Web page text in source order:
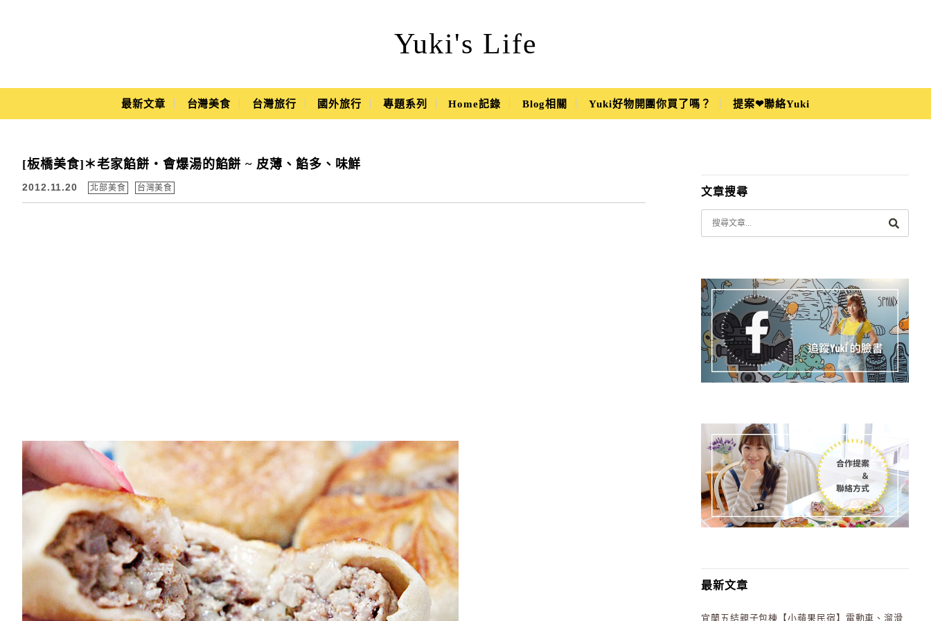
Yuki's Life
Yuki's Life
Main Menu
最新文章 台灣美食 台灣旅行 國外旅行 專題系列 Home記錄 Blog相關 Yuki好物開團你買了嗎？ 提案❤聯絡Yuki
[板橋美食]＊老家餡餅‧會爆湯的餡餅 ~ 皮薄、餡多、味鮮
2012.11.20 北部美食 台灣美食 文章搜尋
最新文章
宜蘭五結親子包棟【小蘋果民宿】電動車、溜滑